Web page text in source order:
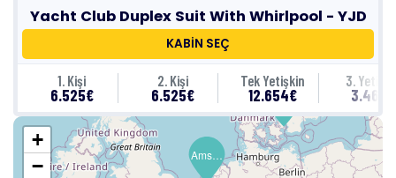
Yacht Club Duplex Suit With Whirlpool - YJD
KABİN SEÇ
1. Kişi
6.525€
2. Kişi
6.525€
Tek Yetişkin
12.654€
3.
3.465€
Kopenhag
Amsterdam
+
−